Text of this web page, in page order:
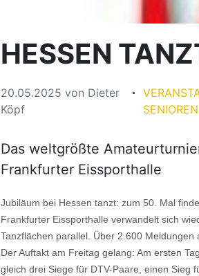
HESSEN
20.05.2025 von Dieter
Köpf
SENIOREN
Das weltgrößte
Frankfurter Eissporthalle
Jubiläum bei Hessen tanzt: zum 50. Mal
Frankfurter Eissporthalle verwandelt sich
Tanzflächen parallel. Über 2.600
Der Auftakt am Freitag gelang: Am ersten
gleich drei Siege für DTV-Paare, einen Sieg